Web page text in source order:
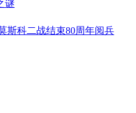
谜
斯科二战结束80周年阅兵